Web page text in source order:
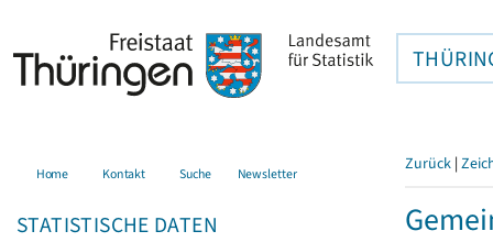
Home Kontakt Suche Newsletter
STATISTISCHE DATEN
Zurück |